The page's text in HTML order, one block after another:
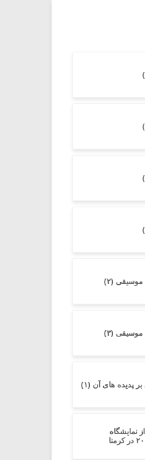
(۲)
(۳)
پدیده های آن (۱)
نمایشگاه